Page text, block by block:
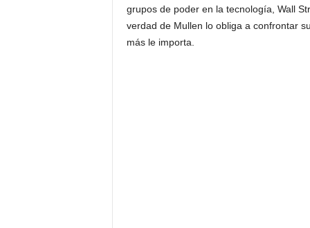
grupos de poder en la tecnología, Wall
verdad de Mullen lo obliga a confrontar
más le importa.